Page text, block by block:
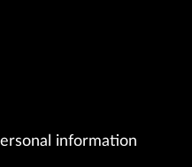
information